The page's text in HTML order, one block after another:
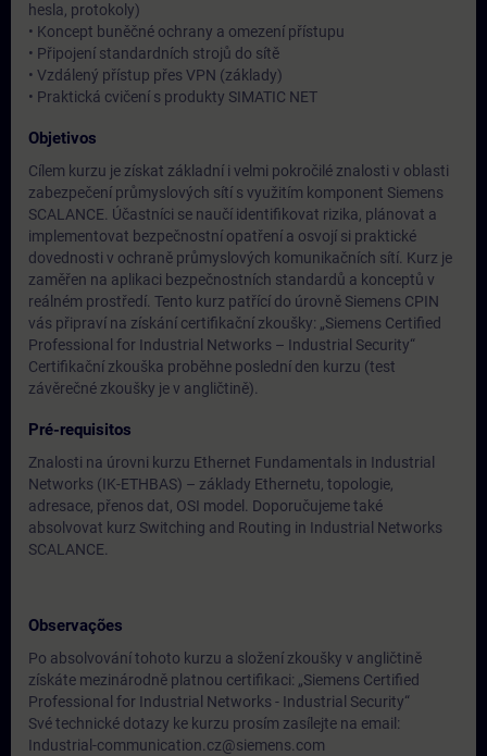
hesla, protokoly)
• Koncept buněčné ochrany a omezení přístupu
• Připojení standardních strojů do sítě
• Vzdálený přístup přes VPN (základy)
• Praktická cvičení s produkty SIMATIC NET
Objetivos
Cílem kurzu je získat základní i velmi pokročilé znalosti v oblasti
zabezpečení průmyslových sítí s využitím komponent Siemens
SCALANCE. Účastníci se naučí identifikovat rizika, plánovat a
implementovat bezpečnostní opatření a osvojí si praktické
dovednosti v ochraně průmyslových komunikačních sítí. Kurz je
zaměřen na aplikaci bezpečnostních standardů a konceptů v
reálném prostředí. Tento kurz patřící do úrovně Siemens CPIN
vás připraví na získání certifikační zkoušky: „Siemens Certified
Professional for Industrial Networks – Industrial Security“
Certifikační zkouška proběhne poslední den kurzu (test
závěrečné zkoušky je v angličtině).
Pré-requisitos
Znalosti na úrovni kurzu Ethernet Fundamentals in Industrial
Networks (IK-ETHBAS) – základy Ethernetu, topologie,
adresace, přenos dat, OSI model. Doporučujeme také
absolvovat kurz Switching and Routing in Industrial Networks
SCALANCE.
Observações
Po absolvování tohoto kurzu a složení zkoušky v angličtině
získáte mezinárodně platnou certifikaci: „Siemens Certified
Professional for Industrial Networks - Industrial Security“
Své technické dotazy ke kurzu prosím zasílejte na email:
Industrial-communication.cz@siemens.com